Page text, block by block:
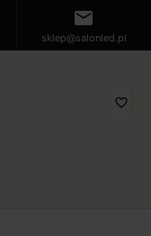
mail
sklep@salonled.pl
favorite_border